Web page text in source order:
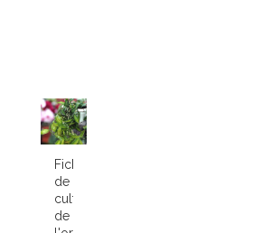
Fiche
de
culture
de